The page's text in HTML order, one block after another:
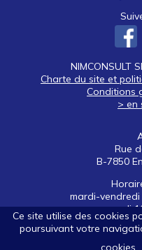
NIMCONSULT
Charte du site et
Conditions
> en
Rue
B-7850
mardi-
samedi
Tél:
E-mail:
Ce site utilise des cookies
poursuivant votre
cookies.